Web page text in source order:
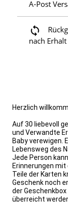
A-Post
nach Erhalt
Herzlich
Auf 30 liebevoll
und Verwandte
Baby verewigen.
Lebensweg des
Jede Person
Erinnerungen
Teile der Karten
Geschenk noch
der
überreicht